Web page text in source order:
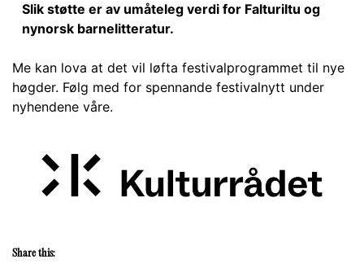
Slik støtte er av umåteleg verdi for Falturiltu og
nynorsk barnelitteratur.
Me kan lova at det vil løfta festivalprogrammet til nye
høgder. Følg med for spennande festivalnytt under
nyhendene våre.
Share this: